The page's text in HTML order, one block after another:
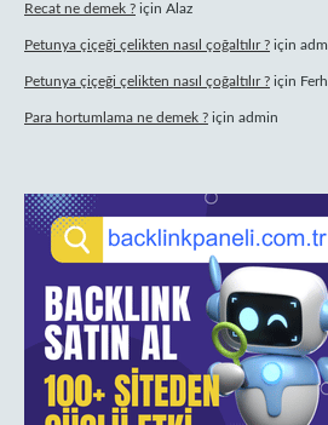
Recat ne demek ? için Alaz
Petunya çiçeği çelikten nasıl çoğaltılır ? için
Petunya çiçeği çelikten nasıl çoğaltılır ? için
Para hortumlama ne demek ? için admin